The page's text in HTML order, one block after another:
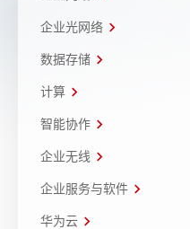
企业光网络
数据存储
计算
智能协作
企业无线
企业服务与软件
华为云